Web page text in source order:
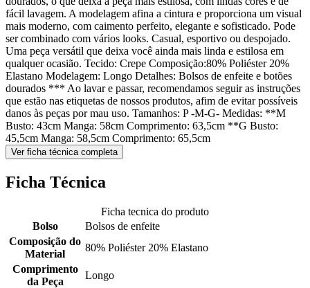
fácil lavagem. A modelagem afina a cintura e proporciona um visual
mais moderno, com caimento perfeito, elegante e sofisticado. Pode
ser combinado com vários looks. Casual, esportivo ou despojado.
Uma peça versátil que deixa você ainda mais linda e estilosa em
qualquer ocasião. Tecido: Crepe Composição:80% Poliéster 20%
Elastano Modelagem: Longo Detalhes: Bolsos de enfeite e botões
dourados *** Ao lavar e passar, recomendamos seguir as instruções
que estão nas etiquetas de nossos produtos, afim de evitar possíveis
danos às peças por mau uso. Tamanhos: P -M-G- Medidas: **M
Busto: 43cm Manga: 58cm Comprimento: 63,5cm **G Busto:
45,5cm Manga: 58,5cm Comprimento: 65,5cm
Ver ficha técnica completa
Ficha Técnica
Ficha tecnica do produto
Bolso
Bolsos de enfeite
Composição do
Material
80% Poliéster 20% Elastano
Comprimento
da Peça
Longo